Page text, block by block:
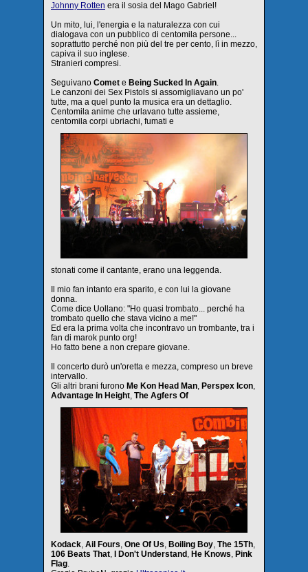
Johnny Rotten era il sosia del Mago Gabriel!
Un mito, lui, l'energia e la naturalezza con cui
dialogava con un pubblico di centomila persone...
soprattutto perché non più del tre per cento, lì in mezzo,
capiva il suo inglese.
Stranieri compresi.
Seguivano Comet e Being Sucked In Again.
Le canzoni dei Sex Pistols si assomigliavano un po'
tutte, ma a quel punto la musica era un dettaglio.
Centomila anime che urlavano tutte assieme,
centomila corpi ubriachi, fumati e
stonati come il cantante, erano una leggenda.
Il mio fan intanto era sparito, e con lui la giovane
donna.
Come dice Uollano: "Ho quasi trombato... perché ha
trombato quello che stava vicino a me!"
Ed era la prima volta che incontravo un trombante, tra i
fan di marok punto org!
Ho fatto bene a non crepare giovane.
Il concerto durò un'oretta e mezza, compreso un breve
intervallo.
Gli altri brani furono Me Kon Head Man, Perspex Icon,
Advantage In Height, The Agfers Of
Kodack, Ail Fours, One Of Us, Boiling Boy, The 15Th,
106 Beats That, I Don't Understand , He Knows, Pink
Flag.